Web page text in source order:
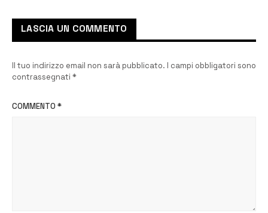
LASCIA UN COMMENTO
Il tuo indirizzo email non sarà pubblicato. I campi obbligatori sono
contrassegnati *
COMMENTO *